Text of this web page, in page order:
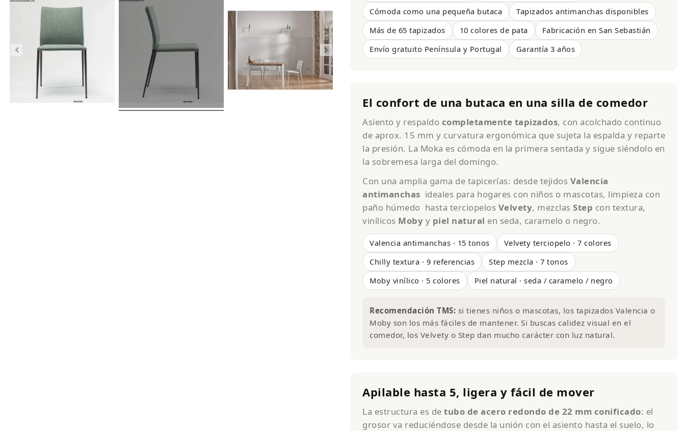
Cómoda como una pequeña butaca
Tapizados antimanchas disponibles
Más de 65 tapizados
10 colores de pata
Fabricación en San Sebastián
Envío gratuito Península y Portugal
Garantía 3 años
El confort de una butaca en una silla de comedor
Asiento y respaldo completamente tapizados, con acolchado continuo
de aprox. 15 mm y curvatura ergonómica que sujeta la espalda y reparte
la presión. La Moka es cómoda en la primera sentada y sigue siéndolo en
la sobremesa larga del domingo.
Con una amplia gama de tapicerías: desde tejidos Valencia
antimanchas ideales para hogares con niños o mascotas, limpieza con
paño húmedo hasta terciopelos Velvety, mezclas Step con textura,
vinílicos Moby y piel natural en seda, caramelo o negro.
Valencia antimanchas · 15 tonos
Velvety terciopelo · 7 colores
Chilly textura · 9 referencias
Step mezcla · 7 tonos
Moby vinílico · 5 colores
Piel natural · seda / caramelo / negro
Recomendación TMS: si tienes niños o mascotas, los tapizados Valencia o
Moby son los más fáciles de mantener. Si buscas calidez visual en el
comedor, los Velvety o Step dan mucho carácter con luz natural.
Apilable hasta 5, ligera y fácil de mover
La estructura es de tubo de acero redondo de 22 mm conificado: el
grosor va reduciéndose desde la unión con el asiento hasta el suelo, lo